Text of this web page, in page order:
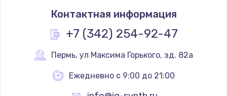
1200 руб.
Заказать
Замена реле
Контактная информация
+7 (342) 254-92-47
Пермь, ул Максима Горького, зд. 82а
Ежедневно с 9:00 до 21:00